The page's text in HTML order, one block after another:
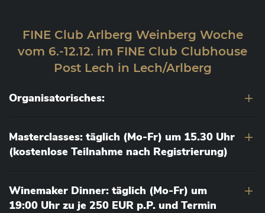
FINE Club Arlberg Weinberg Woche
vom 6.-12.12. im FINE Club Clubhouse
Post Lech in Lech/Arlberg
Organisatorisches:
Masterclasses: täglich (Mo-Fr) um 15.30 Uhr
(kostenlose Teilnahme nach Registrierung)
Winemaker Dinner: täglich (Mo-Fr) um
19:00 Uhr zu je 250 EUR p.P. und Termin